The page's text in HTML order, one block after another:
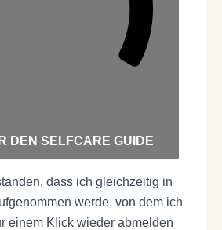
DEN SELFCARE GUIDE
dass ich gleichzeitig in
werde, von dem ich
einem Klick wieder abmelden